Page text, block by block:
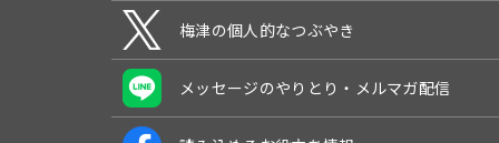
梅津の個人的なつぶやき
メッセージのやりとり・メルマガ配信